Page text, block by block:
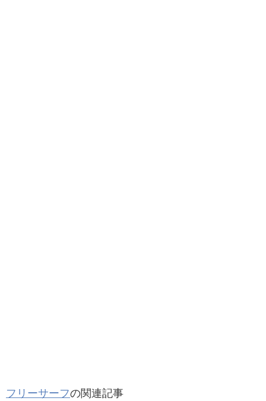
フリーサーフの関連記事